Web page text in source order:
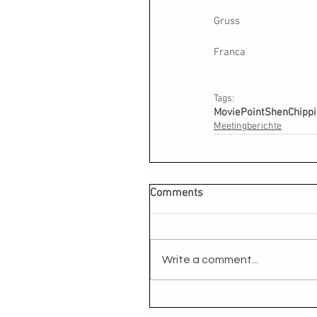
Gruss
Franca
Tags:
MoviePointShen
Meetingberichte
Comments
Write a comment...